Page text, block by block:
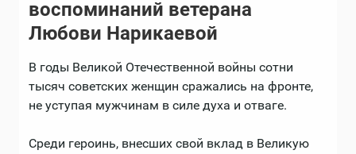
воспоминаний ветерана
Любови Нарикаевой
В годы Великой Отечественной войны сотни
тысяч советских женщин сражались на фронте,
не уступая мужчинам в силе духа и отваге.
Среди героинь, внесших свой вклад в Великую